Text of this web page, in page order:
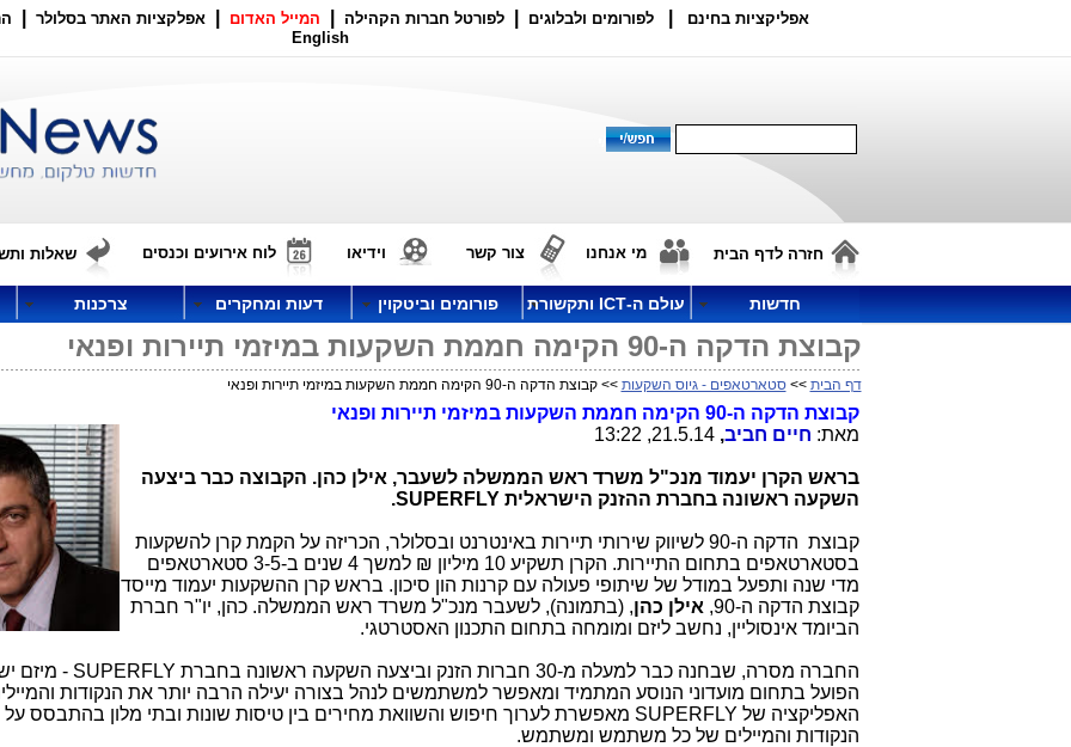
אפליקציות בחינם לפורומים ולבלוגים לפורטל חברות הקהילה המייל האדום אפלקציות האתר בסלולר
English
חזרה לדף הבית מי אנחנו צור קשר וידיאו לוח אירועים וכנסים שאלות
חדשות עולם ה-ICT ותקשורת פורומים וביטקוין דעות ומחקרים צרכנות
קבוצת הדקה ה-90 הקימה חממת השקעות במיזמי תיירות ופנאי
דף הבית >>סטארטאפים - גיוס השקעות >> קבוצת הדקה ה-90 הקימה חממת השקעות במיזמי תיירות ופנאי
קבוצת הדקה ה-90 הקימה חממת השקעות במיזמי תיירות ופנאי
מאת: חיים חביב,
21.5.14, 13:22
בראש הקרן יעמוד מנכ"ל משרד ראש הממשלה לשעבר, אילן כהן. הקבוצה כבר ביצעה
השקעה ראשונה בחברת ההזנק הישראלית.SUPERFLY
קבוצת הדקה ה-90 לשיווק שירותי תיירות באינטרנט ובסלולר, הכריזה על הקמת קרן להשקעות
בסטארטאפים בתחום התיירות. הקרן תשקיע 10 מיליון ₪ למשך 4 שנים ב-3-5 סטארטאפים
מדי שנה ותפעל במודל של שיתופי פעולה עם קרנות הון סיכון. בראש קרן ההשקעות יעמוד מייסד
קבוצת הדקה ה-90,
אילן כהן, (בתמונה), לשעבר מנכ"ל משרד ראש הממשלה. כהן, יו"ר חברת
הביומד אינסוליין, נחשב ליזם ומומחה בתחום התכנון האסטרטגי.
החברה מסרה, שבחנה כבר למעלה מ-30 חברות הזנק וביצעה השקעה ראשונה בחברת SUPERFLY - מיזם
הפועל בתחום מועדוני הנוסע המתמיד ומאפשר למשתמשים לנהל בצורה יעילה הרבה יותר את הנקודות
האפליקציה של SUPERFLY מאפשרת לערוך חיפוש והשוואת מחירים בין טיסות שונות ובתי מלון בהתבסס
הנקודות והמיילים של כל משתמש ומשתמש.